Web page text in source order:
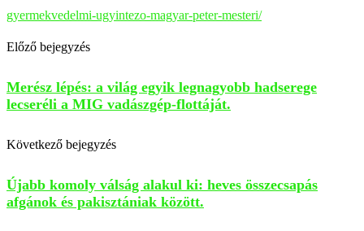
gyermekvedelmi-ugyintezo-magyar-peter-mesteri/
Előző bejegyzés
Merész lépés: a világ egyik legnagyobb hadserege
lecseréli a MIG vadászgép-flottáját.
Következő bejegyzés
Újabb komoly válság alakul ki: heves összecsapás
afgánok és pakisztániak között.